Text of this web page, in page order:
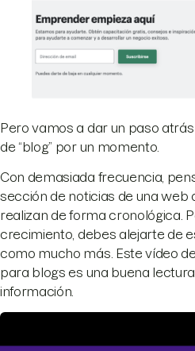
Pero vamos a dar un paso
de “blog” por un momento.
Con demasiada frecuencia,
sección de noticias de una web
realizan de forma cronológica.
crecimiento, debes alejarte de
como mucho más. Este vídeo
para blogs es una buena
información.